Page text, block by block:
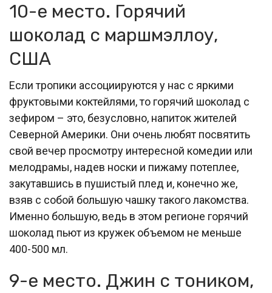
10-е место. Горячий
шоколад с маршмэллоу,
США
Если тропики ассоциируются у нас с яркими
фруктовыми коктейлями, то горячий шоколад с
зефиром – это, безусловно, напиток жителей
Северной Америки. Они очень любят посвятить
свой вечер просмотру интересной комедии или
мелодрамы, надев носки и пижаму потеплее,
закутавшись в пушистый плед и, конечно же,
взяв с собой большую чашку такого лакомства.
Именно большую, ведь в этом регионе горячий
шоколад пьют из кружек объемом не меньше
400-500 мл.
9-е место. Джин с тоником,